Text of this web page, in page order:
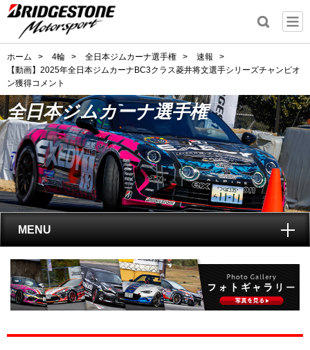
ホーム > 4輪 > 全日本ジムカーナ選手権 > 速報
>
【動画】2025年全日本ジムカーナBC3クラス菱井将文選手シリーズチャンピオ
ン獲得コメント
全日本ジムカーナ選手権
MENU
トップ
全日本ジムカーナ選手権とは?
レポート